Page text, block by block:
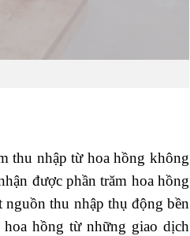
thu nhập từ hoa hồng không
được phần trăm hoa hồng
thu nhập thụ động bền
hồng từ những giao dịch